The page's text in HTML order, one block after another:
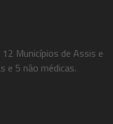
Municípios de Assis e
e 5 não médicas.